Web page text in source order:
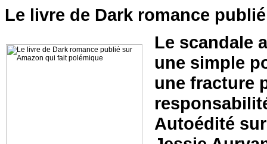
Le livre de Dark romance
Le scandale
une simple
une fracture
Autoédité